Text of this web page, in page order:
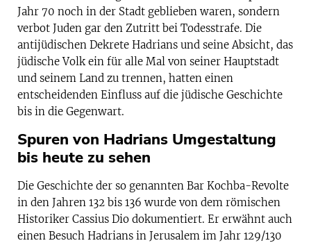
Jahr 70 noch in der Stadt geblieben waren, sondern
verbot Juden gar den Zutritt bei Todesstrafe. Die
antijüdischen Dekrete Hadrians und seine Absicht, das
jüdische Volk ein für alle Mal von seiner Hauptstadt
und seinem Land zu trennen, hatten einen
entscheidenden Einfluss auf die jüdische Geschichte
bis in die Gegenwart.
Spuren von Hadrians Umgestaltung
bis heute zu sehen
Die Geschichte der so genannten Bar Kochba-Revolte
in den Jahren 132 bis 136 wurde von dem römischen
Historiker Cassius Dio dokumentiert. Er erwähnt auch
einen Besuch Hadrians in Jerusalem im Jahr 129/130